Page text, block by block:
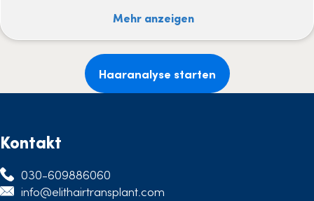
Mehr anzeigen
Haaranalyse starten
Kontakt
030-609886060
info@elithairtransplant.com